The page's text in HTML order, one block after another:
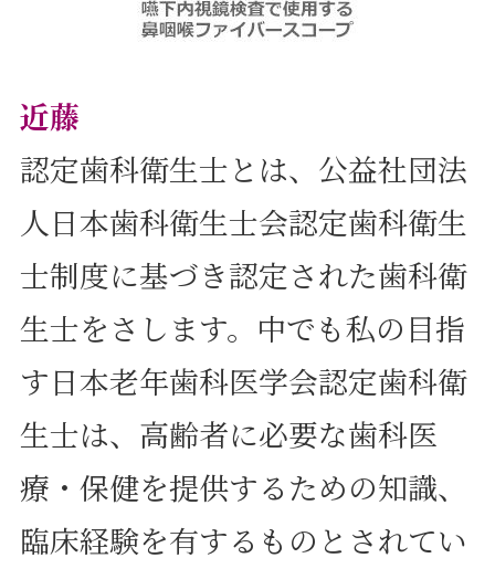
近藤
認定歯科衛生士とは、公益社団法
人日本歯科衛生士会認定歯科衛生
士制度に基づき認定された歯科衛
生士をさします。中でも私の目指
す日本老年歯科医学会認定歯科衛
生士は、高齢者に必要な歯科医
療・保健を提供するための知識、
臨床経験を有するものとされてい